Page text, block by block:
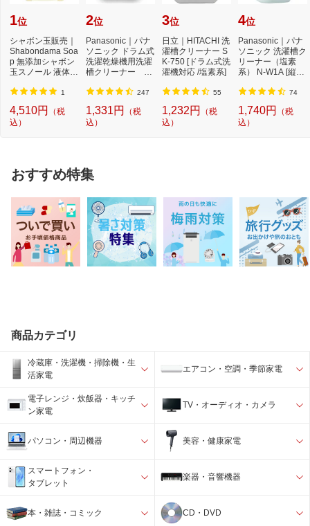
1位
シャボン玉販売｜
Shabondama Soa
p 無添加シャボン
玉スノール 液体タ
1
4,510円
（税
込）
2位
Panasonic｜パナ
ソニック ドラム式
洗濯乾燥機用洗濯
槽クリーナー N-
濯...
247
1,331円
（税
込）
3位
日立｜HITACHI 洗
濯槽クリーナー S
K-750 [ドラム式洗
濯機対応 /塩素系]
55
1,232円
（税
込）
4位
Panasonic｜パナ
ソニック 洗濯槽ク
リーナー（塩素
系） N-W1A [縦型
系...
74
1,740円
（税
込）
おすすめ特集
商品カテゴリ
冷蔵庫・洗濯機・掃除機・生
活家電
エアコン・空調・季節家電
電子レンジ・炊飯器・キッチ
ン家電
TV・オーディオ・カメラ
パソコン・周辺機器 美容・健康家電
スマートフォン・
タブレット
楽器・音響機器
本・雑誌・コミック CD・DVD